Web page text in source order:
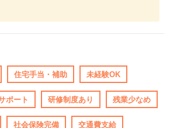
住宅手当・補助 未経験OK
ポート 研修制度あり 残業少なめ
社会保険完備 交通費支給